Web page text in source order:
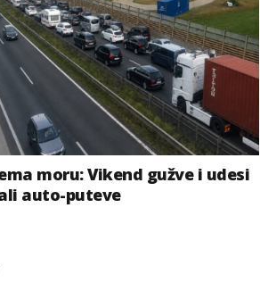
moru: Vikend gužve i udesi
auto-puteve